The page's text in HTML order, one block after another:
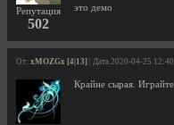
Репутация
502
это демо
От: xMOZGx [4|13] | Дата 2020-04-25
Крайне сырая.